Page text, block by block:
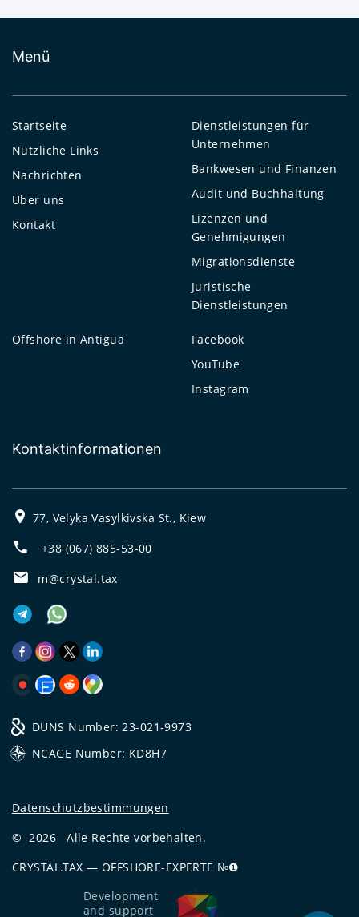
Menü
Startseite
Nützliche Links
Nachrichten
Über uns
Kontakt
Dienstleistungen für
Unternehmen
Bankwesen und Finanzen
Audit und Buchhaltung
Lizenzen und
Genehmigungen
Migrationsdienste
Juristische
Dienstleistungen
Offshore in Antigua
Facebook
YouTube
Instagram
Kontaktinformationen
77, Velyka Vasylkivska St., Kiew
+38 (067) 885-53-00
m@crystal.tax
DUNS Number: 23-021-9973
NCAGE Number: KD8H7
Datenschutzbestimmungen
© 2026
Alle Rechte vorbehalten.
CRYSTAL.TAX — OFFSHORE-EXPERTE №❶
Development
and support